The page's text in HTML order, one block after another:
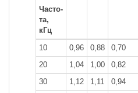
Часто-
та,
кГц
10 0,96 0,88 0,70
20
1,04 1,00 0,82
30
1,12 1,11 0,94